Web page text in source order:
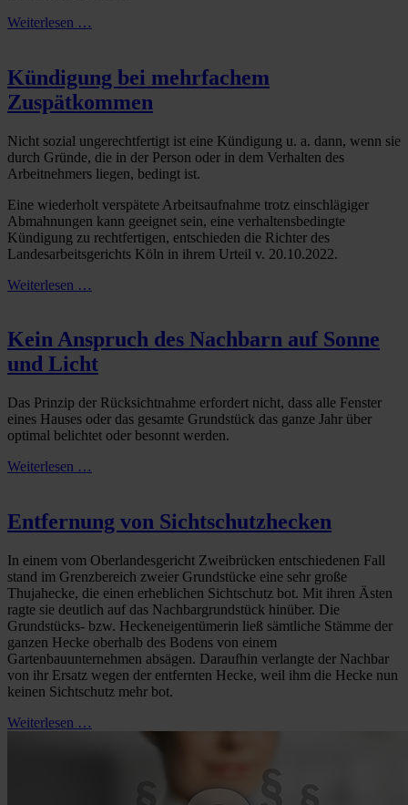
Weiterlesen …
Kündigung bei mehrfachem
Zuspätkommen
Nicht sozial ungerechtfertigt ist eine Kündigung u. a. dann, wenn sie
durch Gründe, die in der Person oder in dem Verhalten des
Arbeitnehmers liegen, bedingt ist.
Eine wiederholt verspätete Arbeitsaufnahme trotz einschlägiger
Abmahnungen kann geeignet sein, eine verhaltensbedingte
Kündigung zu rechtfertigen, entschieden die Richter des
Landesarbeitsgerichts Köln in ihrem Urteil v. 20.10.2022.
Weiterlesen …
Kein Anspruch des Nachbarn auf Sonne
und Licht
Das Prinzip der Rücksichtnahme erfordert nicht, dass alle Fenster
eines Hauses oder das gesamte Grundstück das ganze Jahr über
optimal belichtet oder besonnt werden.
Weiterlesen …
Entfernung von Sichtschutzhecken
In einem vom Oberlandesgericht Zweibrücken entschiedenen Fall
stand im Grenzbereich zweier Grundstücke eine sehr große
Thujahecke, die einen erheblichen Sichtschutz bot. Mit ihren Ästen
ragte sie deutlich auf das Nachbargrundstück hinüber. Die
Grundstücks- bzw. Heckeneigentümerin ließ sämtliche Stämme der
ganzen Hecke oberhalb des Bodens von einem
Gartenbauunternehmen absägen. Daraufhin verlangte der Nachbar
von ihr Ersatz wegen der entfernten Hecke, weil ihm die Hecke nun
keinen Sichtschutz mehr bot.
Weiterlesen …